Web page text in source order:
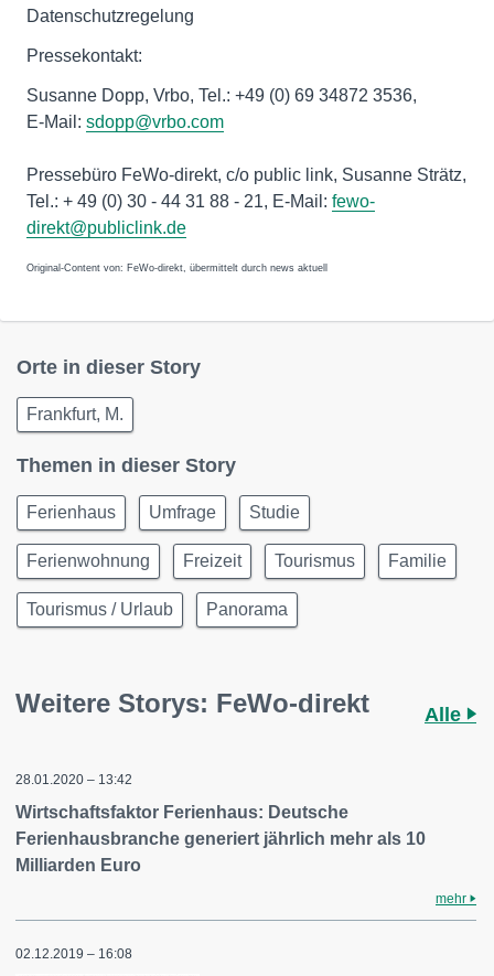
Datenschutzregelung
Pressekontakt:
Susanne Dopp, Vrbo, Tel.: +49 (0) 69 34872 3536,
E-Mail: sdopp@vrbo.com
Pressebüro FeWo-direkt, c/o public link, Susanne Strätz,
Tel.: + 49 (0) 30 - 44 31 88 - 21, E-Mail: fewo-
direkt@publiclink.de
Original-Content von: FeWo-direkt, übermittelt durch news aktuell
Orte in dieser Story
Frankfurt, M.
Themen in dieser Story
Ferienhaus Umfrage Studie
Ferienwohnung Freizeit Tourismus Familie
Tourismus / Urlaub Panorama
Weitere Storys: FeWo-direkt Alle
28.01.2020 – 13:42
Wirtschaftsfaktor Ferienhaus: Deutsche
Ferienhausbranche generiert jährlich mehr als 10
Milliarden Euro
mehr
02.12.2019 – 16:08